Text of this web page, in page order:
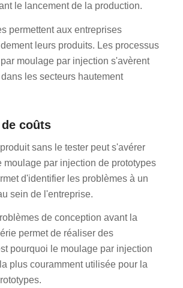
le lancement de la production.
permettent aux entreprises
leurs produits. Les processus
moulage par injection s'avèrent
les secteurs hautement
coûts
sans le tester peut s'avérer
moulage par injection de prototypes
d'identifier les problèmes à un
sein de l'entreprise.
de conception avant la
permet de réaliser des
pourquoi le moulage par injection
plus couramment utilisée pour la